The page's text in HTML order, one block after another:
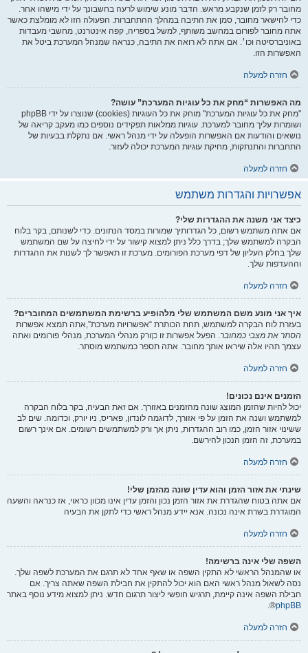
מחובר רק לזמן שנקבע מראש. הדבר מונע שימוש לרעה בחשבונך על ידי מישהו אחר.
כדי להישאר מחובר, סמן את התיבה במהלך ההתחברות. הפעולה הזו לא מומלצת כאשר
אתה מחובר לפורום במחשב משותף, למשל בספריה, קפה אינטרנט, מחשבי מעבדות
באוניברסיטה וכו׳. אם אתה לא רואה את התיבה, כנראה שמנהל המערכת ביטל את
האפשרות הזו.
חזרה למעלה
מה האפשרות “מחק את כל עוגיות המערכת” עושה?
"מחק את כל עוגיות המערכת" מוחק את כל העוגיות (cookies) שנוצרו על ידי phpBB
ושומרות עליך מחובר למערכת. עוגיות ממלאות תפקידים נוספים כמו מעקב קריאה של
נושאים והודעות אם האפשרות הופעלה על ידי מנהל ראשי. אם נתקלת בבעיות של
התחברות והתנתקות, מחיקת עוגיות המערכת יכולה לעזור.
חזרה למעלה
אפשרויות והגדרות משתמש
כיצד אני משנה את ההגדרות שלי?
אם אתה משתמש רשום, כל הגדרותיך שמורות במסד הנתונים. כדי לשנותם, בקר בלוח
הבקרה למשתמש שלך; בדרך כלל ניתן למצוא קישור על ידי לחיצה על שם המשתמש
שלך בחלק העליון של דפי מערכת הפורומים. מערכת זו תאפשר לך לשנות את ההגדרות
וההעדפות שלך.
חזרה למעלה
איך אני מונע משם המשתמש שלי מלהופיע ברשימת המשתמשים המחוברים?
בעזרת לוח הבקרה למשתמש, תחת הכותרת “אפשרויות מערכת”,אתה תמצא אפשרות
הסתר את מצבי כמחובר. הפעל אפשרות זו כןורק מנהלי המערכת, מנהלי פורומים ואתה
עצמך תהיו אלה שיראו אותך מחובר. אתה תספר כמשתמש מוסתר.
חזרה למעלה
הזמנים אינם נכונים!
יכול להיות שהזמן המוצג שונה מהזמנים באזורך. אם זאת הבעיה, בקר בלוח הבקרה
למשתמש ושנה את הזמן על פי אזורך, לדוגמה לונדון, פאריס, ניו יורק, וכדומה. שים לב
ששינוי אזור הזמן, כמו רוב ההגדרות, ניתן אך ורק למשתמשים רשומים. אם אינך רשום
במערכת, זה הזמן הנכון להירשם.
חזרה למעלה
שינתי את אזור הזמן והוא עדין שונה מהזמן שלי!
אם אתה בטוח שהגדרת את אזור הזמן נכון והזמן עדין אינו מכוון כראוי, אז כנראה והשעה
המוגדרת בשרת אינה נכונה. אנא יידע מנהל ראשי כדי לתקן את הבעיה
חזרה למעלה
השפה שלי אינה ברשימה!
או שהמנהל הראשי לא התקין השפה או שאף אחד לא תרגם את המערכת לשפה שלך.
נסה לשאול מנהל ראשי האם הוא יכול להתקין את חבילת השפה שאתה צריך. אם
חבילת השפה אינה קיימת, תרגיש חופשי ליצור תרגום חדש. ניתן למצוא מידע נוסף באתר
phpBB
®.
חזרה למעלה